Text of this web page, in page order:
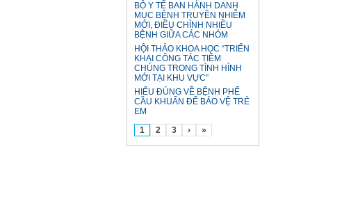
BỘ Y TẾ BAN HÀNH DANH
MỤC BỆNH TRUYỀN NHIỄM
MỚI, ĐIỀU CHỈNH NHIỀU
BỆNH GIỮA CÁC NHÓM
HỘI THẢO KHOA HỌC “TRIỂN
KHAI CÔNG TÁC TIÊM
CHỦNG TRONG TÌNH HÌNH
MỚI TẠI KHU VỰC”
HIỂU ĐÚNG VỀ BỆNH PHẾ
CẦU KHUẨN ĐỂ BẢO VỆ TRẺ
EM
1
2 3 › »